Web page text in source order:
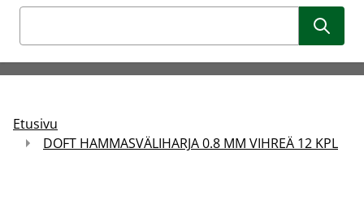
Etusivu
DOFT HAMMASVÄLIHARJA 0.8 MM VIHREÄ 12 KPL